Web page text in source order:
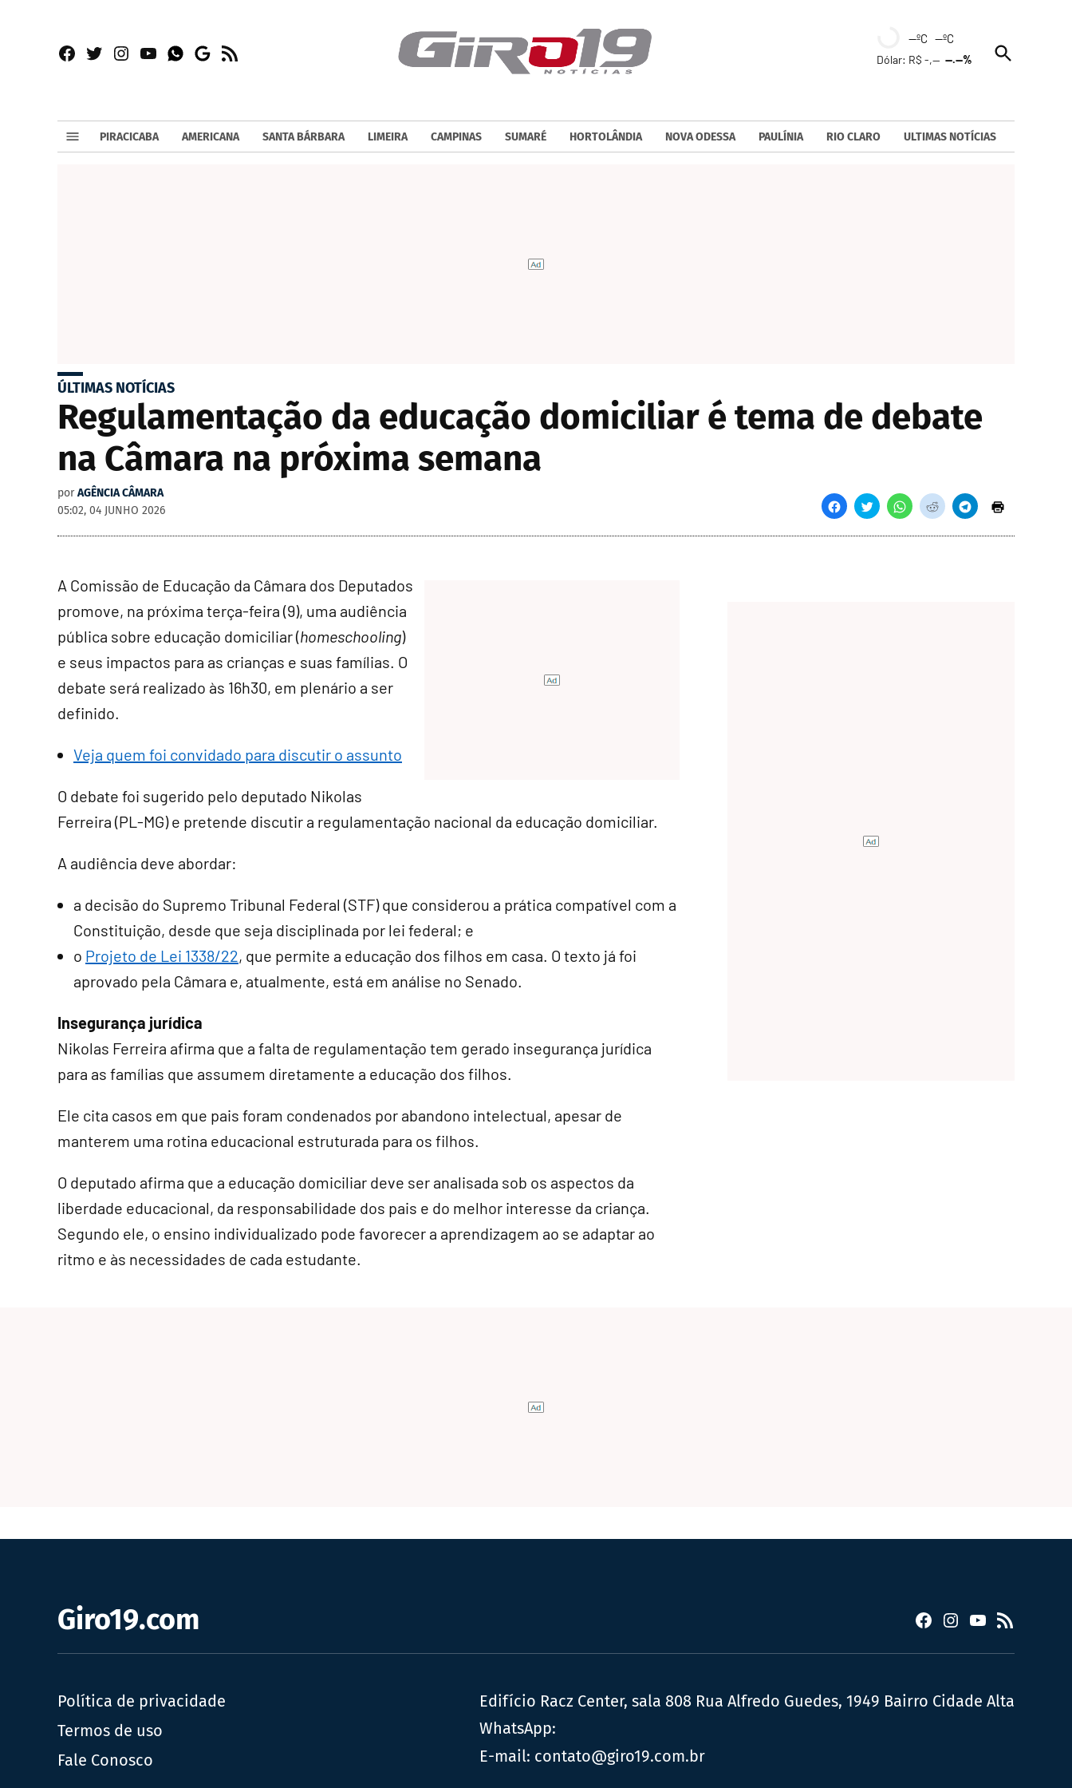
Facebook
TwitterInstagram
YouTubeWhatsapp
Google
RSS
--ºC --ºC
Dólar: R$ -,----.--%
Open
Search
PIRACICABA AMERICANA SANTA BÁRBARA LIMEIRA CAMPINAS SUMARÉ HORTOLÂNDIA NOVA ODESSA PAULÍNIA RIO CLARO ULTIMAS NOTÍCIAS
ÚLTIMAS NOTÍCIAS
Regulamentação da educação domiciliar é tema de debate
na Câmara na próxima semana
por AGÊNCIA CÂMARA
05:02, 04 JUNHO 2026
A Comissão de Educação da Câmara dos Deputados
promove, na próxima terça-feira (9), uma audiência
pública sobre educação domiciliar (homeschooling)
e seus impactos para as crianças e suas famílias. O
debate será realizado às 16h30, em plenário a ser
definido.
Veja quem foi convidado para discutir o assunto
O debate foi sugerido pelo deputado Nikolas
Ferreira (PL-MG) e pretende discutir a regulamentação nacional da educação domiciliar.
A audiência deve abordar:
a decisão do Supremo Tribunal Federal (STF) que considerou a prática compatível com a
Constituição, desde que seja disciplinada por lei federal; e
o Projeto de Lei 1338/22, que permite a educação dos filhos em casa. O texto já foi
aprovado pela Câmara e, atualmente, está em análise no Senado.
Insegurança jurídica
Nikolas Ferreira afirma que a falta de regulamentação tem gerado insegurança jurídica
para as famílias que assumem diretamente a educação dos filhos.
Ele cita casos em que pais foram condenados por abandono intelectual, apesar de
manterem uma rotina educacional estruturada para os filhos.
O deputado afirma que a educação domiciliar deve ser analisada sob os aspectos da
liberdade educacional, da responsabilidade dos pais e do melhor interesse da criança.
Segundo ele, o ensino individualizado pode favorecer a aprendizagem ao se adaptar ao
ritmo e às necessidades de cada estudante.
Giro19.com Facebook
Instagram
YouTube
RSS
Política de privacidade
Termos de uso
Fale Conosco
Edifício Racz Center, sala 808 Rua Alfredo Guedes, 1949 Bairro Cidade Alta
WhatsApp:
E-mail: contato@giro19.com.br